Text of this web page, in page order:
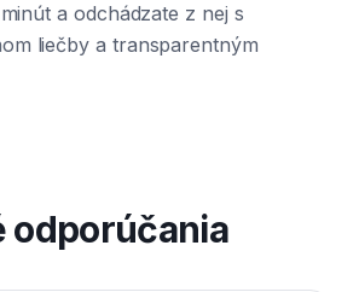
a odchádzate z nej s
liečby a transparentným
odporúčania